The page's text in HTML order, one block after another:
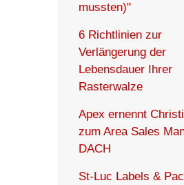
mussten)"
6 Richtlinien zur
Verlängerung der
Lebensdauer Ihrer
Rasterwalze
Apex ernennt
zum Area Sales
DACH
St-Luc Labels &